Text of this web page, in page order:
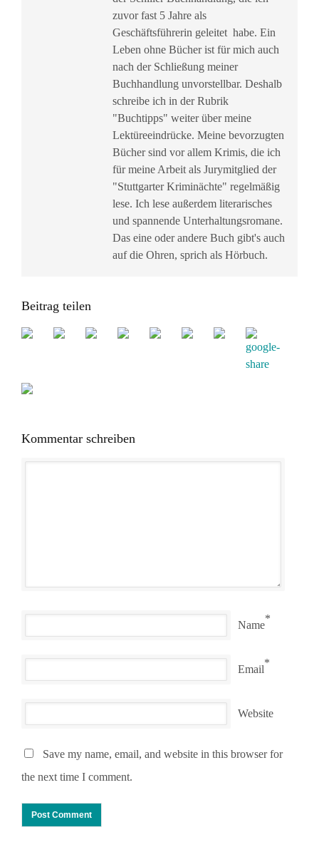
zuvor fast 5 Jahre als
Geschäftsführerin geleitet habe. Ein
Leben ohne Bücher ist für mich auch
nach der Schließung meiner
Buchhandlung unvorstellbar. Deshalb
schreibe ich in der Rubrik
"Buchtipps" weiter über meine
Lektüreeindrücke. Meine bevorzugten
Bücher sind vor allem Krimis, die ich
für meine Arbeit als Jurymitglied der
"Stuttgarter Kriminächte" regelmäßig
lese. Ich lese außerdem literarisches
und spannende Unterhaltungsromane.
Das eine oder andere Buch gibt's auch
auf die Ohren, sprich als Hörbuch.
Beitrag teilen
Kommentar schreiben
Name
*
Email
*
Website
Save my name, email, and website in this browser for
the next time I comment.